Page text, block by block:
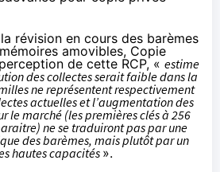
la révision en cours des barèmes
amovibles, Copie
de cette RCP, « estime
des collectes serait faible dans la
ne représentent respectivement
actuelles et l’augmentation des
le marché (les premières clés à 256
ne se traduiront pas par une
des barèmes, mais plutôt par un
hautes capacités ».